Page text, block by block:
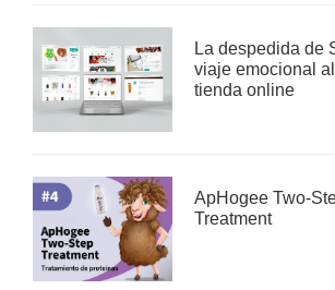
La despedida de
viaje emocional
tienda online
ApHogee Two-
Treatment